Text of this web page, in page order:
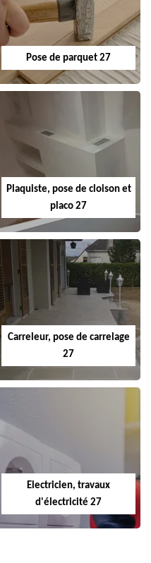
Pose de parquet 27
Plaquiste, pose de cloison et
placo 27
Carreleur, pose de carrelage
27
Electricien, travaux
d'électricité 27